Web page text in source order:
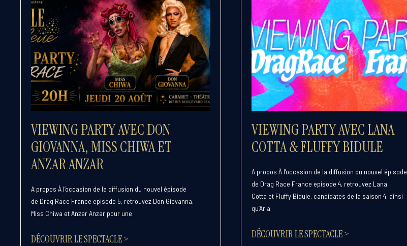
VIEWING PARTY AVEC DON
GIOVANNA, MISS CHIWA ET
ANZAR ANZAR
A propos À l’occasion de la diffusion du nouvel épisode
de Drag Race France episode 5, retrouvez Don Giovanna,
Miss Chiwa et Anzar Anzar pour une
DÉCOUVRIR LE SPECTACLE >
VIEWING PARTY AVEC LANA
COTTA & FLUFFY BIDULE
A propos À l’occasion de la diffusion du nouvel épisode
de Drag Race France episode 4, retrouvez Lana
Cotta et Fluffy Bidule, candidates de la saison 4, ainsi
qu’Aria
DÉCOUVRIR LE SPECTACLE >